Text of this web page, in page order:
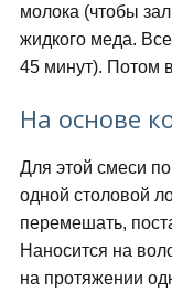
молока (чтобы
жидкого меда.
45 минут). Потом
На основе
Для этой смеси
одной столовой
перемешать,
Наносится на
на протяжении